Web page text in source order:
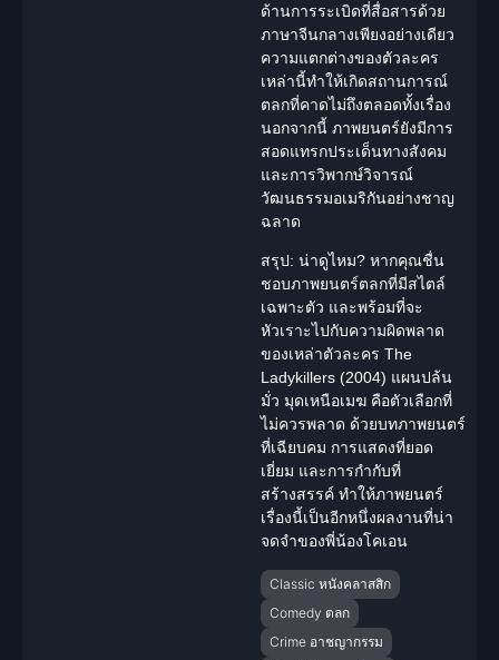
ด้านการระเบิดที่สื่อสารด้วย
ภาษาจีนกลางเพียงอย่างเดียว
ความแตกต่างของตัวละคร
เหล่านี้ทำให้เกิดสถานการณ์
ตลกที่คาดไม่ถึงตลอดทั้งเรื่อง
นอกจากนี้ ภาพยนตร์ยังมีการ
สอดแทรกประเด็นทางสังคม
และการวิพากษ์วิจารณ์
วัฒนธรรมอเมริกันอย่างชาญ
ฉลาด
สรุป: น่าดูไหม? หากคุณชื่น
ชอบภาพยนตร์ตลกที่มีสไตล์
เฉพาะตัว และพร้อมที่จะ
หัวเราะไปกับความผิดพลาด
ของเหล่าตัวละคร The
Ladykillers (2004) แผนปล้น
มั่ว มุดเหนือเมฆ คือตัวเลือกที่
ไม่ควรพลาด ด้วยบทภาพยนตร์
ที่เฉียบคม การแสดงที่ยอด
เยี่ยม และการกำกับที่
สร้างสรรค์ ทำให้ภาพยนตร์
เรื่องนี้เป็นอีกหนึ่งผลงานที่น่า
จดจำของพี่น้องโคเอน
Classic หนังคลาสสิก
Comedy ตลก
Crime อาชญากรรม